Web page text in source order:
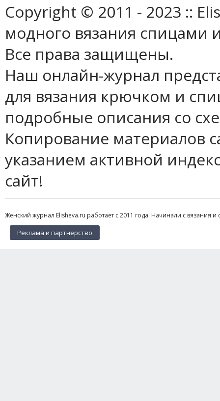
Copyright © 2011 - 2023 ::
модного вязания спицами
Все права защищены.
Наш онлайн-журнал
для вязания крючком и
подробные описания со
Копирование материалов
указанием активной
сайт!
Женский журнал Elisheva.ru работает с 2011 года. Начинали с вязания
Реклама и партнерство